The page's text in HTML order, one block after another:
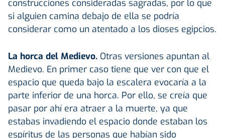
construcciones consideradas sagradas, por lo que
si alguien camina debajo de ella se podría
considerar como un atentado a los dioses egipcios.
La horca del Medievo. Otras versiones apuntan al
Medievo. En primer caso tiene que ver con que el
espacio que queda bajo la escalera evocaría a la
parte inferior de una horca. Por ello, se creía que
pasar por ahí era atraer a la muerte, ya que
estabas invadiendo el espacio donde estaban los
espíritus de las personas que habían sido